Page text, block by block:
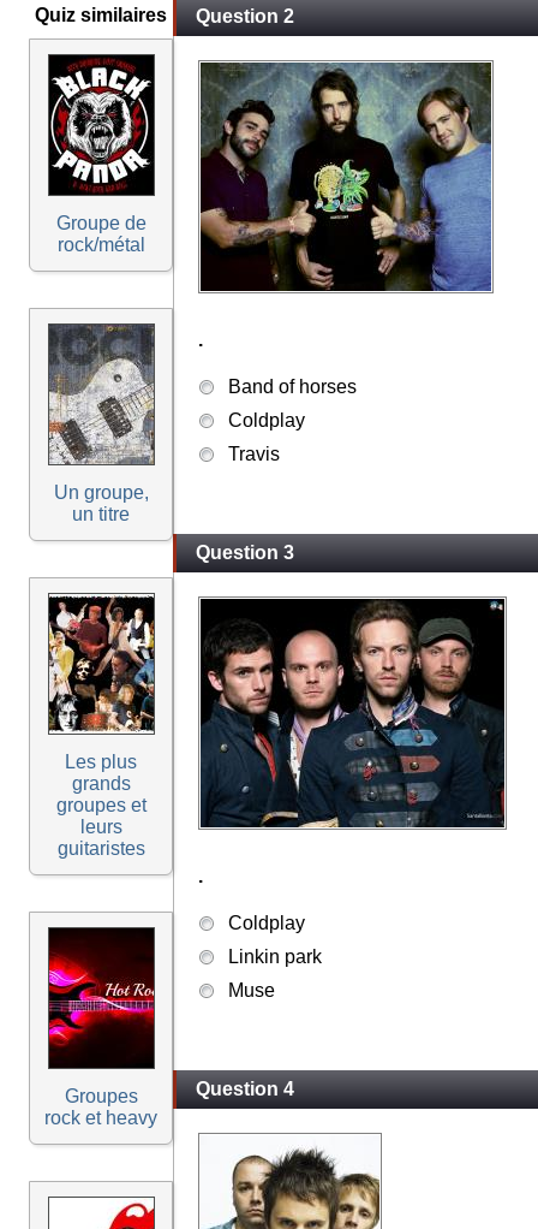
Quiz similaires
Groupe de
rock/métal
Un groupe,
un titre
Les plus
grands
groupes et
leurs
guitaristes
Groupes
rock et heavy
Question 2
.
Band of horses
Coldplay
Travis
Question 3
.
Coldplay
Linkin park
Muse
Question 4